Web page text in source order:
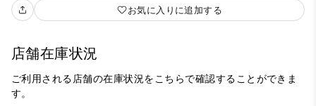
お気に入りに追加する
店舗在庫状況
ご利用される店舗の在庫状況をこちらで確認することができま
す。